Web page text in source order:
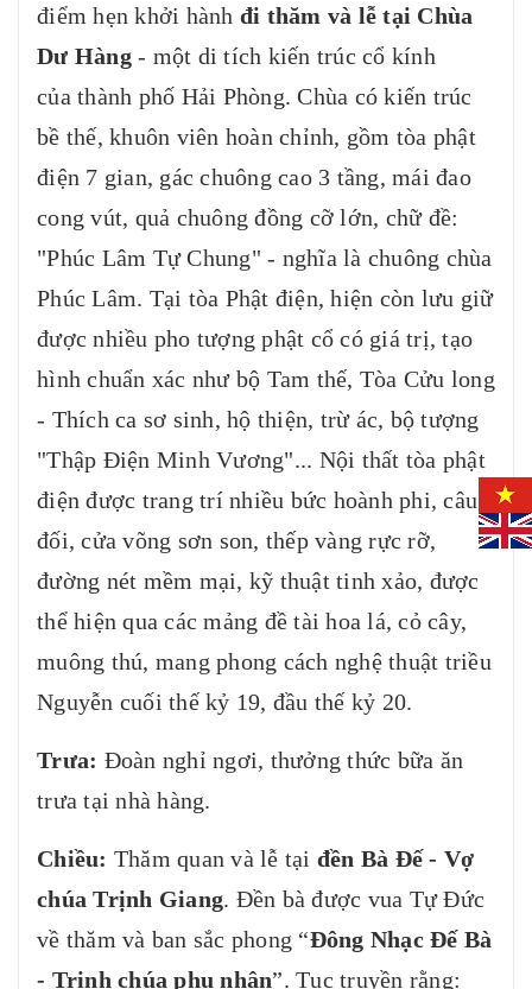
điểm hẹn khởi hành đi thăm và lễ tại Chùa
Dư Hàng- một di tích kiến trúc cổ kính
của thành phố Hải Phòng. Chùa có kiến trúc
bề thế, khuôn viên hoàn chỉnh, gồm tòa phật
điện 7 gian, gác chuông cao 3 tầng, mái đao
cong vút, quả chuông đồng cỡ lớn, chữ đề:
"Phúc Lâm Tự Chung" - nghĩa là chuông chùa
Phúc Lâm. Tại tòa Phật điện, hiện còn lưu giữ
được nhiều pho tượng phật cổ có giá trị, tạo
hình chuẩn xác như bộ Tam thế, Tòa Cửu long
- Thích ca sơ sinh, hộ thiện, trừ ác, bộ tượng
"Thập Điện Minh Vương"... Nội thất tòa phật
điện được trang trí nhiều bức hoành phi, câu
đối, cửa võng sơn son, thếp vàng rực rỡ,
đường nét mềm mại, kỹ thuật tinh xảo, được
thể hiện qua các mảng đề tài hoa lá, cỏ cây,
muông thú, mang phong cách nghệ thuật triều
Nguyễn cuối thế kỷ 19, đầu thế kỷ 20.
Trưa: Đoàn nghỉ ngơi, thưởng thức bữa ăn
trưa tại nhà hàng.
Chiều: Thăm quan và lễ tại đền Bà Đế - Vợ
chúa Trịnh Giang. Ðền bà được vua Tự Ðức
về thăm và ban sắc phong “Ðông Nhạc Ðế Bà
- Trịnh chúa phu nhân”. Tục truyền rằng: